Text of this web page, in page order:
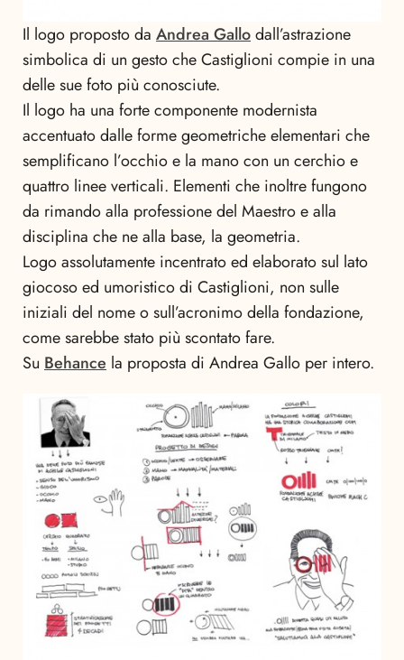
Il logo proposto da Andrea Gallodall’astrazione
simbolica di un gesto che Castiglioni compie in una
delle sue foto più conosciute.
Il logo ha una forte componente modernista
accentuato dalle forme geometriche elementari che
semplificano l’occhio e la mano con un cerchio e
quattro linee verticali. Elementi che inoltre fungono
da rimando alla professione del Maestro e alla
disciplina che ne alla base, la geometria.
Logo assolutamente incentrato ed elaborato sul lato
giocoso ed umoristico di Castiglioni, non sulle
iniziali del nome o sull’acronimo della fondazione,
come sarebbe stato più scontato fare.
Su Behance la proposta di Andrea Gallo per intero.